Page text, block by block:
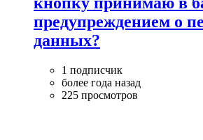
предупреждением о
данных?
1 подписчик
более года назад
225 просмотров